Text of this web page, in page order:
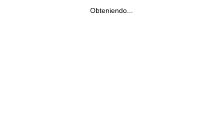
Obteniendo...